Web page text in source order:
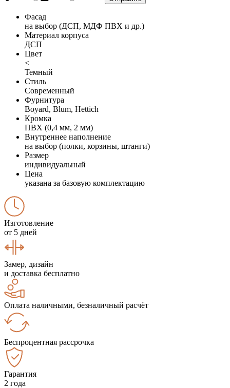
Фасад
на выбор (ДСП, МДФ ПВХ и др.)
Материал корпуса
ДСП
Цвет
<
Темный
Стиль
Современный
Фурнитура
Boyard, Blum, Hettich
Кромка
ПВХ (0,4 мм, 2 мм)
Внутреннее наполнение
на выбор (полки, корзины, штанги)
Размер
индивидуальный
Цена
указана за базовую комплектацию
Изготовление
от 5 дней
Замер, дизайн
и доставка бесплатно
Оплата наличными, безналичный расчёт
Беспроцентная рассрочка
Гарантия
2 года